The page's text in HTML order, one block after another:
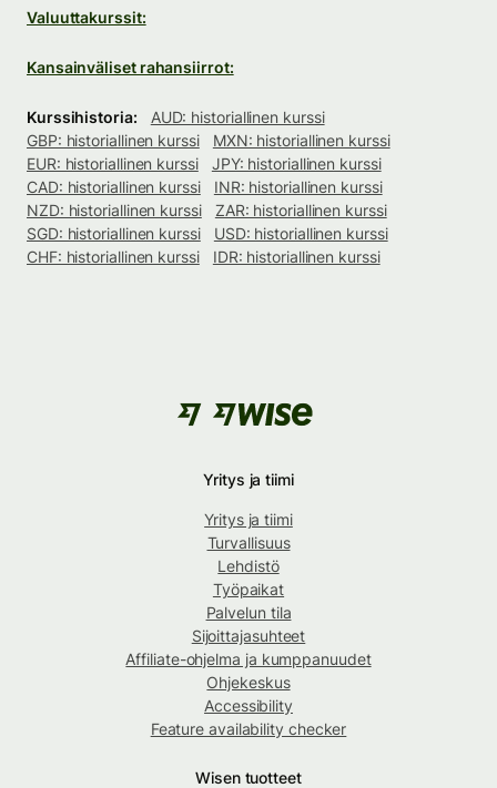
Valuuttakurssit:
Kansainväliset rahansiirrot:
Kurssihistoria:
AUD: historiallinen kurssi
GBP: historiallinen kurssi
MXN: historiallinen kurssi
EUR: historiallinen kurssi
JPY: historiallinen kurssi
CAD: historiallinen kurssi
INR: historiallinen kurssi
NZD: historiallinen kurssi
ZAR: historiallinen kurssi
SGD: historiallinen kurssi
USD: historiallinen kurssi
CHF: historiallinen kurssi
IDR: historiallinen kurssi
Yritys ja tiimi
Yritys ja tiimi
Turvallisuus
Lehdistö
Työpaikat
Palvelun tila
Sijoittajasuhteet
Affiliate-ohjelma ja kumppanuudet
Ohjekeskus
Accessibility
Feature availability checker
Wisen tuotteet